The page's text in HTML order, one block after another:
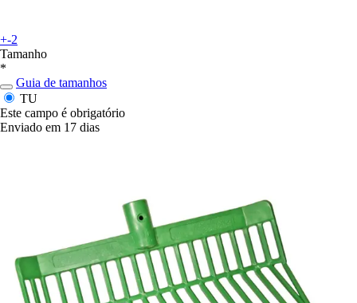
+-2
Tamanho
*
Guia de tamanhos
TU
Este campo é obrigatório
Enviado em 17 dias